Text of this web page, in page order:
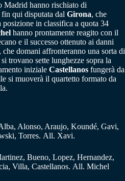
Madrid hanno rischiato di
qui disputata dal Girona, che
posizione in classifica a quota 34
hanno prontamente reagito con il
e il successo ottenuto ai danni
domani affronteranno una sorta di
trovano sette lunghezze sopra la
iniziale Castellanos fungerà da
si muoverà il quartetto formato da
Alonso, Araujo, Koundé, Gavi,
Torres. All. Xavi.
Bueno, Lopez, Hernandez,
Villa, Castellanos. All. Michel